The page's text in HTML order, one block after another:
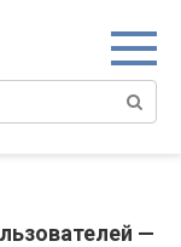
—